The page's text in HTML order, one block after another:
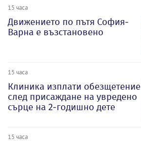
15 часа
Движението по пътя София-
Варна е възстановено
15 часа
Клиника изплати обезщетение
след присаждане на увредено
сърце на 2-годишно дете
15 часа